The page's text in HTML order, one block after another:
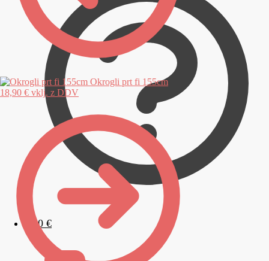
0,00 €
Okrogli prt fi 155cm
18,90 € vklj. z DDV